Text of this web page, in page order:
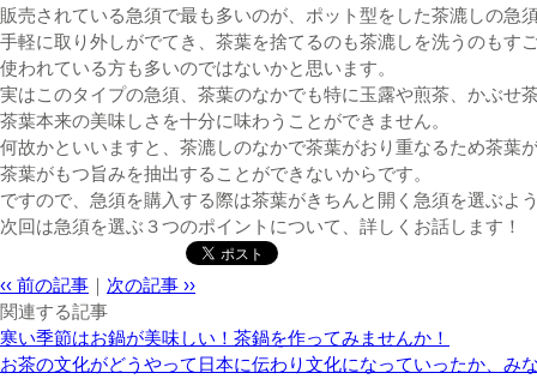
販売されている急須で最も多いのが、ポット型をした茶漉しの急須
手軽に取り外しがでてき、茶葉を捨てるのも茶漉しを洗うのもすご
使われている方も多いのではないかと思います。
実はこのタイプの急須、茶葉のなかでも特に玉露や煎茶、かぶせ
茶葉本来の美味しさを十分に味わうことができません。
何故かといいますと、茶漉しのなかで茶葉がおり重なるため茶葉
茶葉がもつ旨みを抽出することができないからです。
ですので、急須を購入する際は茶葉がきちんと開く急須を選ぶよ
次回は急須を選ぶ３つのポイントについて、詳しくお話します！
‹‹ 前の記事 ｜ 次の記事 ››
関連する記事
寒い季節はお鍋が美味しい！茶鍋を作ってみませんか！
お茶の文化がどうやって日本に伝わり文化になっていったか、み